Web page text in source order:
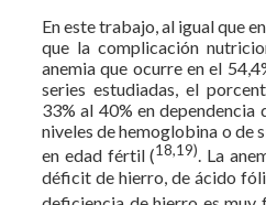
En este trabajo, al igual que
que la complicación
anemia que ocurre en el
series estudiadas, el
33% al 40% en
niveles de hemoglobina o de
en edad fértil (18,19). La
déficit de hierro, de ácido